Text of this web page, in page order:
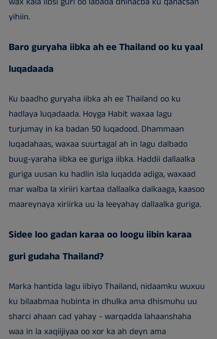
yihiin.
Baro guryaha iibka ah ee Thailand oo ku yaal
luqadaada
Ku baadho guryaha iibka ah ee Thailand oo ku
hadlaya luqadaada. Hoyga Habit waxaa lagu
turjumay in ka badan 50 luqadood. Dhammaan
luqadahaas, waxaa suurtagal ah in lagu dalbado
buug-yaraha iibka ee guriga iibka. Haddii dallaalka
guriga uusan ku hadlin isla luqadda adiga, waxaad
mar walba la xiriiri kartaa dallaalka dalkaaga, kaasoo
maareynaya xiriirka uu la leeyahay dallaalka guriga.
Sidee loo gadan karaa oo loogu iibin karaa
guri gudaha Thailand?
Marka hantida lagu iibiyo Thailand, nidaamku wuxuu
ku bilaabmaa hubinta in dhulka ama dhismuhu uu
sharci ahaan cad yahay - warqadda lahaanshaha
waa in la xaqiijiyaa oo xor ka ah deyn ama